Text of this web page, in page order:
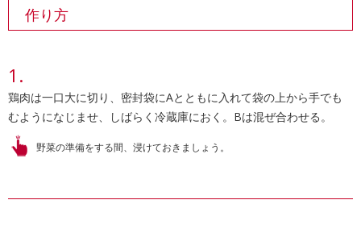
作り方
鶏肉は一口大に切り、密封袋にAとともに入れて袋の上から手でも
むようになじませ、しばらく冷蔵庫におく。Bは混ぜ合わせる。
野菜の準備をする間、浸けておきましょう。